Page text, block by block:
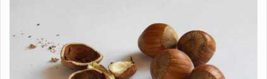
Faydaları
ve
Çayının